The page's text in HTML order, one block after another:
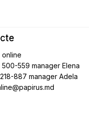
online
559 manager Elena
887 manager Adela